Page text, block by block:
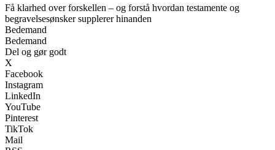
Få klarhed over forskellen – og forstå hvordan testamente og
begravelsesønsker supplerer hinanden
Bedemand
Bedemand
Del og gør godt
X
Facebook
Instagram
LinkedIn
YouTube
Pinterest
TikTok
Mail